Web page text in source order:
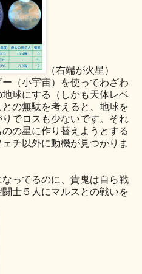
（右端が火星）
（小宇宙）を使ってわざわ
球にする（しかも天体レベ
の無駄を考えると、地球を
でロスも少ないです。それ
の星に作り替えようとする
チ以外に動機が見つかりま
ってるのに、貴鬼は自ら戦
士５人にマルスとの戦いを